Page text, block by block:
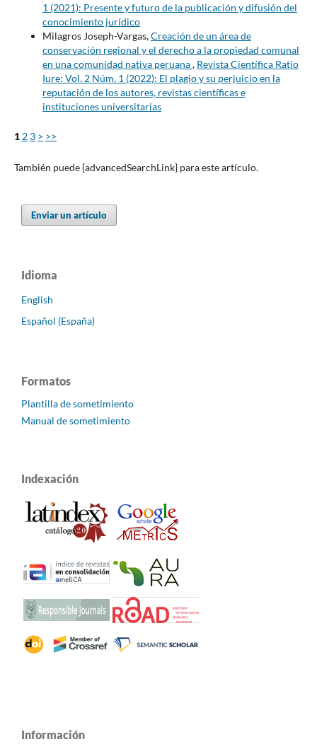
1 (2021): Presente y futuro de la publicación y difusión del
conocimiento jurídico
Milagros Joseph-Vargas,Creación de un área de
conservación regional y el derecho a la propiedad comunal
en una comunidad nativa peruana, Revista Científica Ratio
Iure: Vol. 2 Núm. 1 (2022): El plagio y su perjuicio en la
reputación de los autores, revistas científicas e
instituciones universitarias
1 2 3 > >>
También puede {advancedSearchLink} para este artículo.
Enviar un artículo
Idioma
English
Español (España)
Formatos
Plantilla de sometimiento
Manual de sometimiento
Indexación
Información